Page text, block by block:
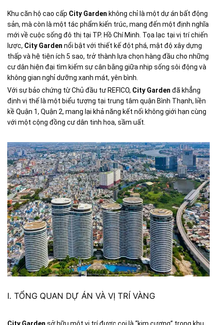
Khu căn hộ cao cấp City Garden không chỉ là một dự án bất động
sản, mà còn là một tác phẩm kiến trúc, mang đến một định nghĩa
mới về cuộc sống đô thị tại TP. Hồ Chí Minh. Tọa lạc tại vị trí chiến
lược, City Garden nổi bật với thiết kế đột phá, mật độ xây dựng
thấp và hệ tiện ích 5 sao, trở thành lựa chọn hàng đầu cho những
cư dân hiện đại tìm kiếm sự cân bằng giữa nhịp sống sôi động và
không gian nghỉ dưỡng xanh mát, yên bình.
Với sự bảo chứng từ Chủ đầu tư REFICO, City Garden đã khẳng
định vị thế là một biểu tượng tại trung tâm quận Bình Thạnh, liền
kề Quận 1, Quận 2, mang lại khả năng kết nối không giới hạn cùng
với một cộng đồng cư dân tinh hoa, sầm uất.
I. TỔNG QUAN DỰ ÁN VÀ VỊ TRÍ VÀNG
City Garden sở hữu một vị trí được coi là “kim cương” trong khu